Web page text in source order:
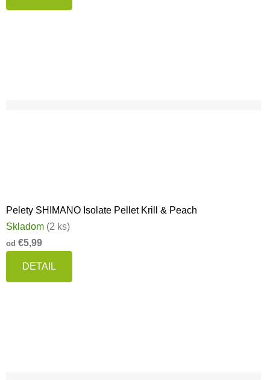
Pelety SHIMANO Isolate Pellet Krill & Peach
Skladom (2 ks)
od €5,99
DETAIL